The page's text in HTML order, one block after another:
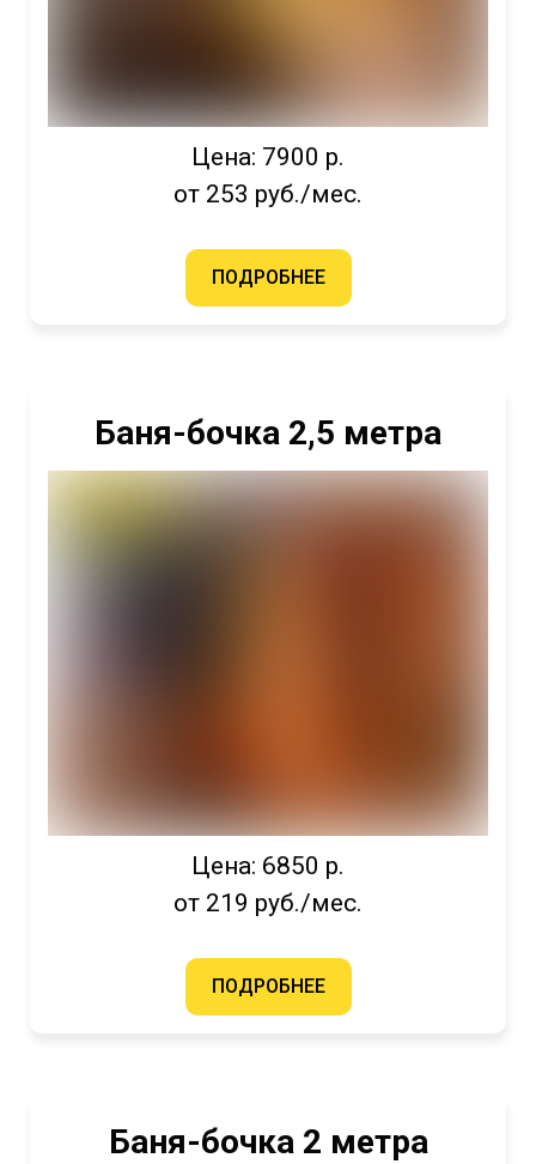
Цена: 7900 р.
от 253 руб./мес.
ПОДРОБНЕЕ
Баня-бочка 2,5 метра
Цена: 6850 р.
от 219 руб./мес.
ПОДРОБНЕЕ
Баня-бочка 2 метра